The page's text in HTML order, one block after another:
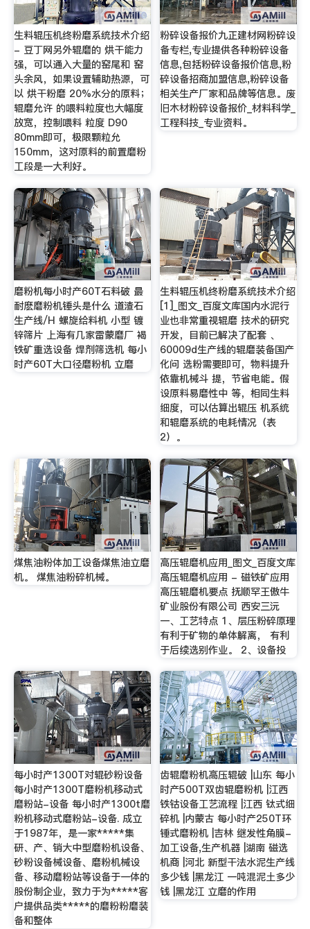
生料辊压机终粉磨系统技术介绍
- 豆丁网另外辊磨的 烘干能力
强，可以通入大量的窑尾和 窑
头余风，如果设置辅助热源，可
以 烘干粉磨 20%水分的原料；
辊磨允许 的喂料粒度也大幅度
放宽，控制喂料 粒度 D90
80mm即可，极限颗粒允
150mm，这对原料的前置磨粉
工段是一大利好。
粉碎设备报价九正建材网粉碎设
备专栏,专业提供各种粉碎设备
信息,包括粉碎设备报价信息,粉
碎设备招商加盟信息,粉碎设备
相关生产厂家和品牌等信息。废
旧木材粉碎设备报价_材料科学_
工程科技_专业资料。
磨粉机每小时产60T石料破 最
耐麽磨粉机锤头是什么 道渣石
生产线/H 螺旋给料机 小型 镀
锌筛片 上海有几家雷蒙磨厂 褐
铁矿重选设备 焊剂筛选机 每小
时产60T大口径磨粉机 立磨
生料辊压机终粉磨系统技术介绍
[1]_图文_百度文库国内水泥行
业也非常重视辊磨 技术的研究
开发，目前已解决了配套 、
60009d生产线的辊磨装备国产
化问 选粉需要即可，物料提升
依靠机械斗 提，节省电能。假
设原料易磨性中 等，相同生料
细度，可以估算出辊压 机系统
和辊磨系统的电耗情况（表
2）。
煤焦油粉体加工设备煤焦油立磨
机。 煤焦油粉碎机械。
高压辊磨机应用_图文_百度文库
高压辊磨机应用 - 磁铁矿应用
高压辊磨机要点 抚顺罕王傲牛
矿业股份有限公司 西安三沅
一、工艺特点 1、层压粉碎原理
有利于矿物的单体解离， 有利
于后续选别作业。 2、设备投
每小时产1300T对辊砂粉设备
每小时产1300T磨粉机移动式
磨粉站-设备 每小时产1300t磨
粉机移动式磨粉站-设备. 成立
于1987年，是一家*****集
研、产、销大中型磨粉机设备、
砂粉设备械设备、磨粉机械设
备、移动磨粉站等设备于一体的
股份制企业，致力于为*****客
户提供品类*****的磨粉粉磨装
备和整体
齿辊磨粉机高压辊破 |山东 每小
时产500T双齿辊磨粉机 |江西
铁钴设备工艺流程 |江西 钛式细
碎机 |内蒙古 每小时产250T环
锤式磨粉机 |吉林 继发性角膜-
加工设备,生产机器 |湖南 磁选
机商 |河北 新型干法水泥生产线
多少钱 |黑龙江 一吨混泥土多少
钱 |黑龙江 立磨的作用